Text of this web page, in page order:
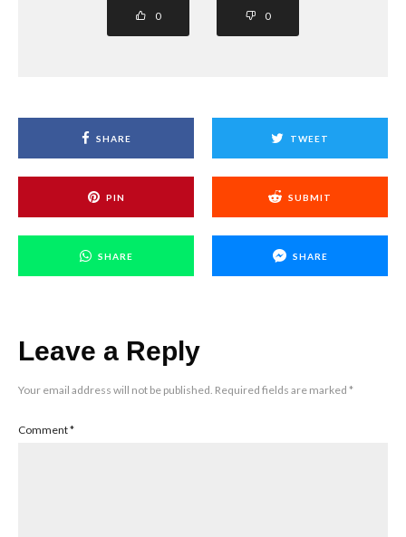
0 0
SHARE TWEET
PIN SUBMIT
SHARE SHARE
Leave a Reply
Your email address will not be published. Required fields are marked *
Comment*